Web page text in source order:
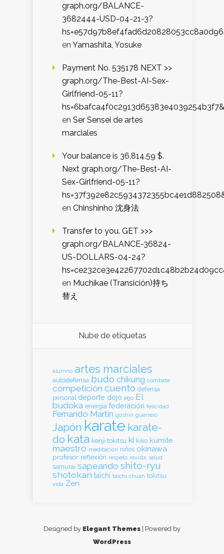
graph.org/BALANCE-
3682444-USD-04-21-3?
en Yamashita, Yosuke
Payment No. 535178 NEXT >>
graph.org/The-Best-AI-Sex-
Girlfriend-05-11?
hs=6bafca4f0c2913d65383e4039254b3f7&
en Ser Sensei de artes
marciales
Your balance is 36,814.59 $.
Next graph.org/The-Best-AI-
Sex-Girlfriend-05-11?
en Chinshinho 沈身法
Transfer to you. GET >>>
graph.org/BALANCE-36824-
US-DOLLARS-04-24?
en Muchikae (Transición)持ち
替え
Nube de etiquetas
alumno artes marciales
autodefensa budo chikung combate
competición cuento defensa
personal
deporte dojo ego El
budoka energia federación felicidad
Fernando Martin goshin guerrero
Japón karate karate-
do kata kenji tokitsu ki kiko kumite
maestro meditación niños okinawa
profesor reflexión respeto revista salud
samurai sapeando shito-ryu
shotokan taichi taichi chuan tokitsu
vida Zen
Designed by Elegant Themes | Powered by
WordPress